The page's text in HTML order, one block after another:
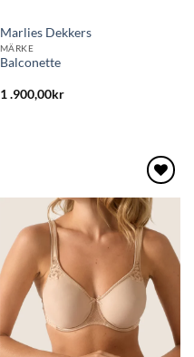
Marlies Dekkers
MÄRKE
Balconette
1 .900,00kr
Lägg
till i
önskelistan